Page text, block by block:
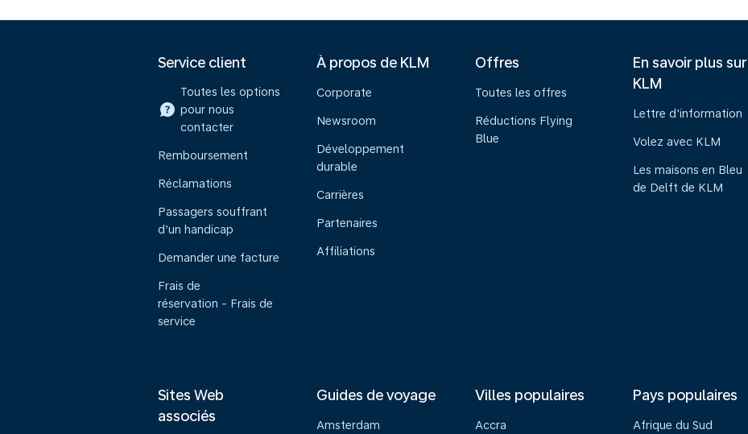
Service client
Toutes les options
pour nous
contacter
Remboursement
Réclamations
Passagers souffrant
d’un handicap
Demander une facture
Frais de
réservation - Frais de
service
À propos de KLM
Corporate
Newsroom
Développement
durable
Carrières
Partenaires
Affiliations
Offres
Toutes les offres
Réductions Flying
Blue
En savoir plus sur
KLM
Lettre d'information
Volez avec KLM
Les maisons en Bleu
de Delft de KLM
Sites Web
associés
Guides de voyage
Amsterdam
Villes populaires
Accra
Pays populaires
Afrique du Sud